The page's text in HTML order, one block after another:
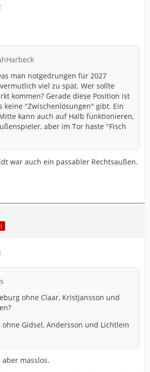
man notgedrungen für 2027
viel zu spät. Wer sollte
kommen? Gerade diese Position ist
keine "Zwischenlösungen" gibt. Ein
kann auch auf Halb funktionieren,
aber im Tor haste "Fisch
war auch ein passabler Rechtsaußen.
ohne Claar, Kristjansson und
Gidsel, Andersson und Lichtlein
masslos.